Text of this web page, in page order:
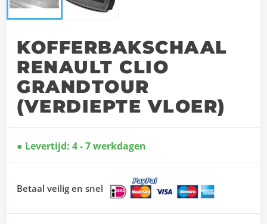
KOFFERBAKSCHAAL
RENAULT CLIO
GRANDTOUR
(VERDIEPTE VLOER)
Levertijd: 4 - 7 werkdagen
Betaal veilig en snel